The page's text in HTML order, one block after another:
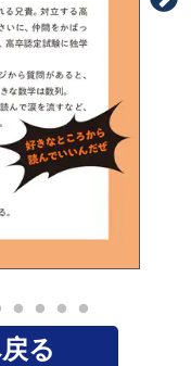
る